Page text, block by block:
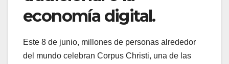
economía digital.
Este 8 de junio, millones de personas alrededor
del mundo celebran Corpus Christi, una de las